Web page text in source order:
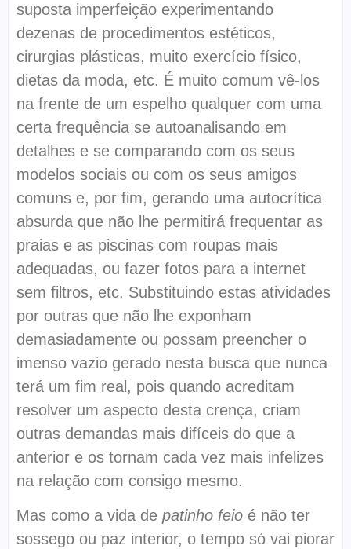
suposta imperfeição experimentando
dezenas de procedimentos estéticos,
cirurgias plásticas, muito exercício físico,
dietas da moda, etc. É muito comum vê-los
na frente de um espelho qualquer com uma
certa frequência se autoanalisando em
detalhes e se comparando com os seus
modelos sociais ou com os seus amigos
comuns e, por fim, gerando uma autocrítica
absurda que não lhe permitirá frequentar as
praias e as piscinas com roupas mais
adequadas, ou fazer fotos para a internet
sem filtros, etc. Substituindo estas atividades
por outras que não lhe exponham
demasiadamente ou possam preencher o
imenso vazio gerado nesta busca que nunca
terá um fim real, pois quando acreditam
resolver um aspecto desta crença, criam
outras demandas mais difíceis do que a
anterior e os tornam cada vez mais infelizes
na relação com consigo mesmo.
Mas como a vida de patinho feio é não ter
sossego ou paz interior, o tempo só vai piorar